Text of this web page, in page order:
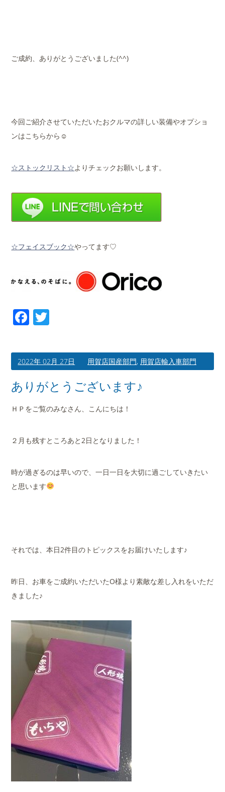
ご成約、ありがとうございました(^^)
今回ご紹介させていただいたおクルマの詳しい装備やオプショ
ンはこちらから☺
☆ストックリスト☆よりチェックお願いします。
☆フェイスブック☆やってます♡
Facebook
2022年 02月 27日 用賀店国産部門, 用賀店輸入車部門
ありがとうございます♪
ＨＰをご覧のみなさん、こんにちは！
２月も残すところあと2日となりました！
時が過ぎるのは早いので、一日一日を大切に過ごしていきたい
と思います
それでは、本日2件目のトピックスをお届けいたします♪
昨日、お車をご成約いただいたO様より素敵な差し入れをいただ
きました♪